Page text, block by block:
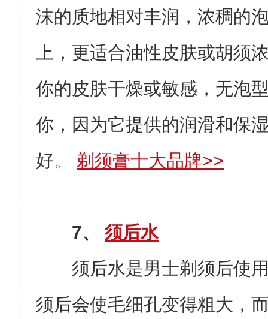
沫的质地相对丰润，浓稠的
上，更适合油性皮肤或胡须
你的皮肤干燥或敏感，无泡
你，因为它提供的润滑和保
好。
剃须膏十大品牌>>
7、
须后水
须后水是男士剃须后使
须后会使毛细孔变得粗大，